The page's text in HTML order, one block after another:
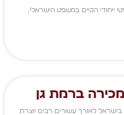
הקיים במשפט הישראלי,
ברמת גן
לאורך עשורים רבים יוצרת